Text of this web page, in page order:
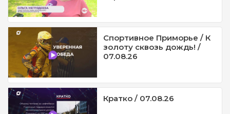
Спортивное Приморье / К
золоту сквозь дождь! /
07.08.26
Кратко / 07.08.26